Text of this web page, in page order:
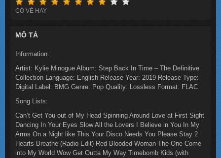
CÓ VẺ HAY
MÔ TẢ
Information:
Artist: Kylie Minogue Album: Step Back In Time – The Definitive
Collection Language: English Release Year: 2019 Release Type:
Digital Label: BMG Genre: Pop Quality: Lossless Format: FLAC
Song Lists:
Can’t Get You out of My Head Spinning Around Love at First Sight
Dancing In Your Eyes Slow All the Lovers I Believe in You In My
Arms On a Night like This Your Disco Needs You Please Stay 2
Hearts Breathe (Radio Edit) Red Blooded Woman The One Come
into My World Wow Get Outta My Way Timebomb Kids (with